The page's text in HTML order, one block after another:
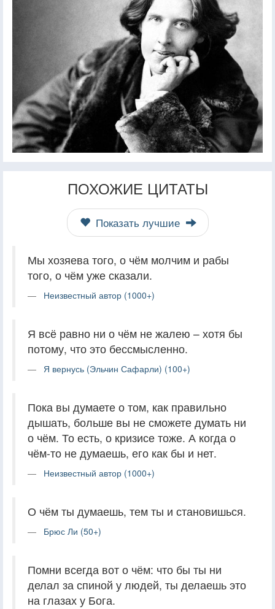
ПОХОЖИЕ ЦИТАТЫ
Показать лучшие
Мы хозяева того, о чём молчим и рабы
того, о чём уже сказали.
Неизвестный автор (1000+)
Я всё равно ни о чём не жалею – хотя бы
потому, что это бессмысленно.
Я вернусь (Эльчин Сафарли) (100+)
Пока вы думаете о том, как правильно
дышать, больше вы не сможете думать ни
о чём. То есть, о кризисе тоже. А когда о
чём-то не думаешь, его как бы и нет.
Неизвестный автор (1000+)
О чём ты думаешь, тем ты и становишься.
Брюс Ли (50+)
Помни всегда вот о чём: что бы ты ни
делал за спиной у людей, ты делаешь это
на глазах у Бога.